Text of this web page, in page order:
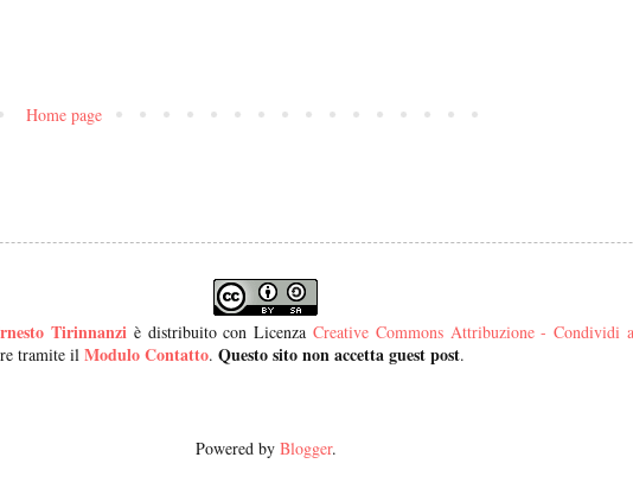
Home page
Tirinnanzi è distribuito con Licenza Creative Commons Attribuzione - Condividi
tramite il Modulo Contatto. Questo sito non accetta guest post.
Powered by Blogger.